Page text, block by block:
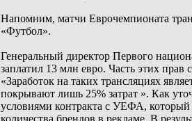
Напомним, матчи Еврочемпионата
«Футбол».
Генеральный директор Первого
заплатил 13 млн евро. Часть этих
«Заработок на таких трансляциях
покрывают лишь 25% затрат ». Как
условиями контракта с УЕФА,
количества брендов в рекламе. В